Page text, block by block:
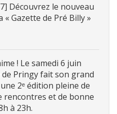
Découvrez le nouveau
« Gazette de Pré Billy »
! Le samedi 6 juin
de Pringy fait son grand
2ᵉ édition pleine de
rencontres et de bonne
à 23h.